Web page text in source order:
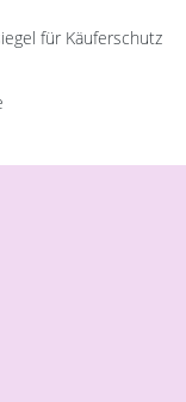
für Käuferschutz